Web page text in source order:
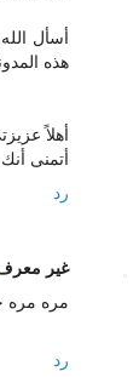
أسأل
هذه
أهلاً
أتمنى
رد
غير
مره
رد